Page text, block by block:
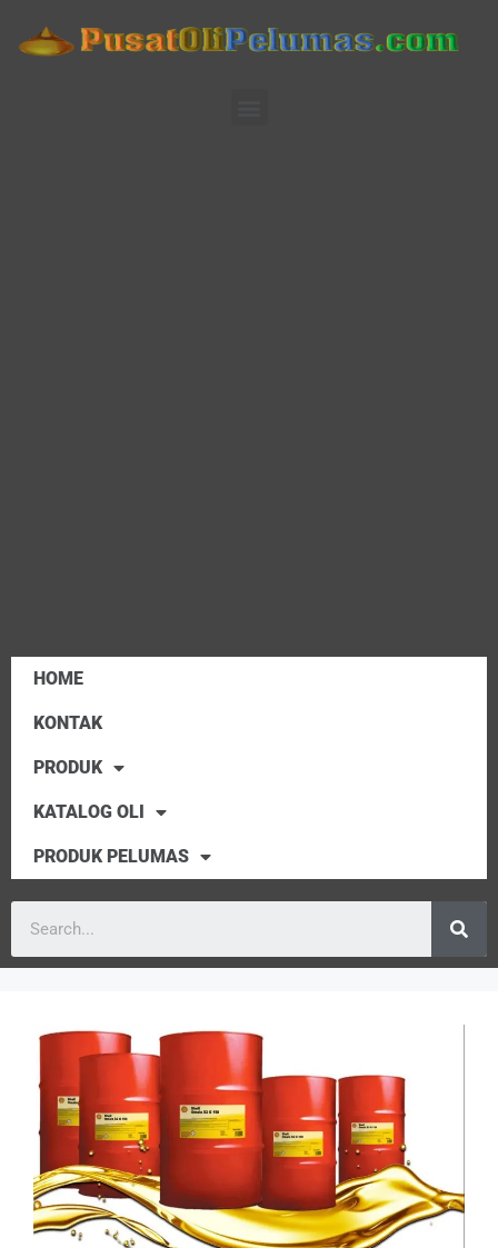
HOME
KONTAK
PRODUK
KATALOG OLI
PRODUK PELUMAS